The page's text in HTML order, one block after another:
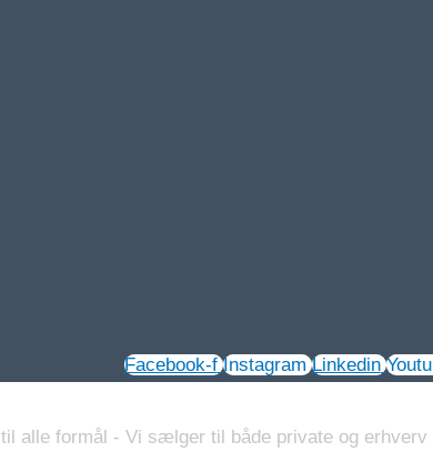
Facebook-f Instagram Linkedin
alle formål - Vi sælger til både private og erhverv